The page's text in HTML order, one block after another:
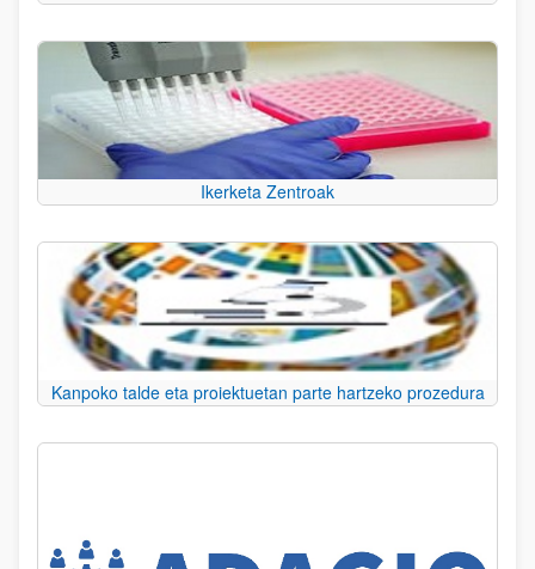
Ikerketa Zentroak
Kanpoko talde eta proiektuetan parte hartzeko prozedura